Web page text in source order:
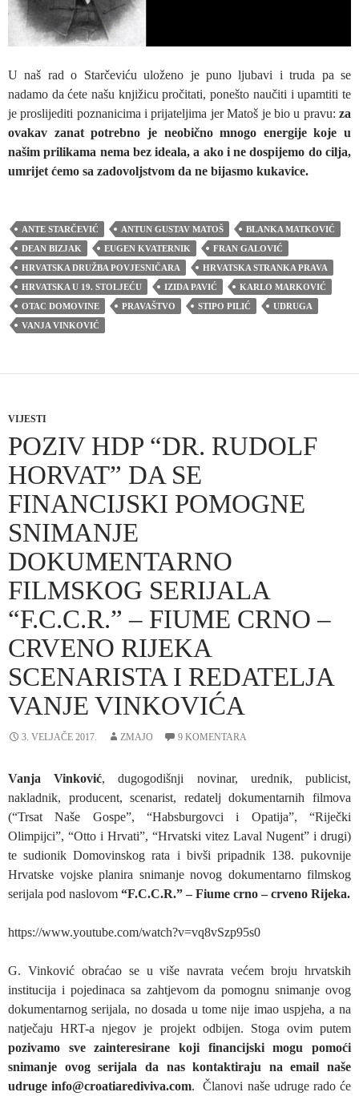
a
y
i
o
U naš rad o Starčeviću uloženo je puno ljubavi i truda pa se
nadamo da ćete našu knjižicu pročitati, ponešto naučiti i upamtiti te
je proslijediti poznanicima i prijateljima jer Matoš je bio u pravu: za
ovakav zanat potrebno je neobično mnogo energije koje u
našim prilikama nema bez ideala, a ako i ne dospijemo do cilja,
umrijet ćemo sa zadovoljstvom da ne bijasmo kukavice.
ANTE STARČEVIĆ ANTUN GUSTAV MATOŠ
BLANKA MATKOVIĆ
DEAN BIZJAK
EUGEN KVATERNIK
FRAN GALOVIĆ
HRVATSKA DRUŽBA POVJESNIČARA
HRVATSKA STRANKA PRAVA
HRVATSKA U 19. STOLJEĆU
IZIDA PAVIĆ
KARLO MARKOVIĆ
OTAC DOMOVINE
PRAVAŠTVO STIPO PILIĆ
UDRUGA
VANJA VINKOVIĆ
VIJESTI
POZIV HDP “DR. RUDOLF
HORVAT” DA SE
FINANCIJSKI POMOGNE
SNIMANJE
DOKUMENTARNO
FILMSKOG SERIJALA
“F.C.C.R.” – FIUME CRNO –
CRVENO RIJEKA
SCENARISTA I REDATELJA
VANJE VINKOVIĆA
3. VELJAČE 2017. ZMAJO 9 KOMENTARA
Vanja Vinković, dugogodišnji novinar, urednik, publicist,
nakladnik, producent, scenarist, redatelj dokumentarnih filmova
(“Trsat Naše Gospe”, “Habsburgovci i Opatija”, “Riječki
Olimpijci”, “Otto i Hrvati”, “Hrvatski vitez Laval Nugent” i drugi)
te sudionik Domovinskog rata i bivši pripadnik 138. pukovnije
Hrvatske vojske planira snimanje novog dokumentarno filmskog
serijala pod naslovom “F.C.C.R.” – Fiume crno – crveno Rijeka.
https://www.youtube.com/watch?v=vq8vSzp95s0
G. Vinković obraćao se u više navrata većem broju hrvatskih
institucija i pojedinaca sa zahtjevom da pomognu snimanje ovog
dokumentarnog serijala, no dosada u tome nije imao uspjeha, a na
natječaju HRT-a njegov je projekt odbijen. Stoga ovim putem
pozivamo sve zainteresirane koji financijski mogu pomoći
snimanje ovog serijala da nas kontaktiraju na email naše
udruge info@croatiarediviva.com. Članovi naše udruge rado će